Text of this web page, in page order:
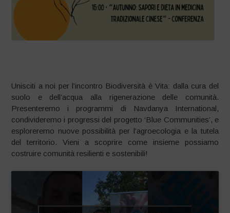
Unisciti a noi per l’incontro Biodiversità è Vita: dalla cura del
suolo e dell’acqua alla rigenerazione delle comunità.
Presenteremo i programmi di Navdanya International,
condivideremo i progressi del progetto ‘Blue Communities’, e
esploreremo nuove possibilità per l’agroecologia e la tutela
del territorio. Vieni a scoprire come insieme possiamo
costruire comunità resilienti e sostenibili!